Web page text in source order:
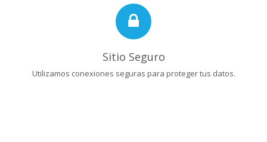
Sitio Seguro
Utilizamos conexiones seguras para proteger tus datos.